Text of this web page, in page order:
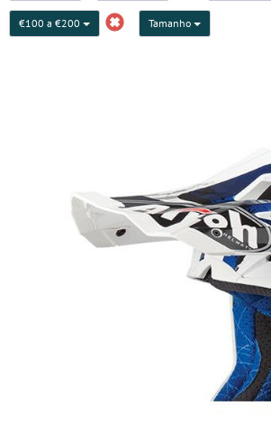
€100 a €200 Tamanho